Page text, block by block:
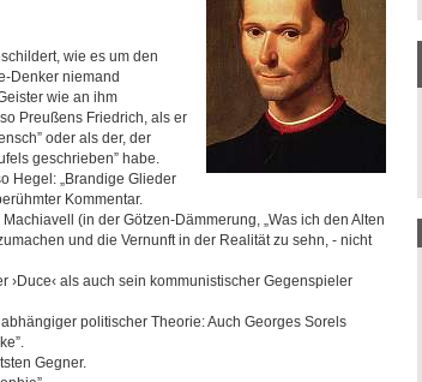
wie es um den
Denker niemand
wie an ihm
Preußens Friedrich, als er
oder als der, der
geschrieben” habe.
Hegel: „Brandige Glieder
Kommentar.
(in der Götzen-Dämmerung, „Was ich den Alten
und die Vernunft in der Realität zu sehn, - nicht
als auch sein kommunistischer Gegenspieler
politischer Theorie: Auch Georges Sorels
Gegner.